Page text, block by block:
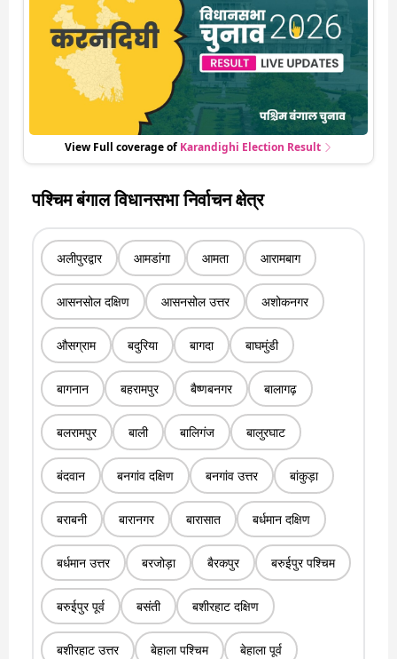
View Full coverage of Karandighi Election Result
पश्चिम बंगाल विधानसभा निर्वाचन क्षेत्र
अलीपुरद्वार आमडांगा आमता आरामबाग
आसनसोल दक्षिण आसनसोल उत्तर अशोकनगर
औसग्राम बदुरिया बागदा बाघमुंडी
बागनान बहरामपुर बैष्णबनगर बालागढ़
बलरामपुर बाली बालिगंज बालुरघाट
बंदवान बनगांव दक्षिण बनगांव उत्तर बांकुड़ा
बराबनी बारानगर बारासात बर्धमान दक्षिण
बर्धमान उत्तर बरजोड़ा बैरकपुर बरुईपुर पश्चिम
बरुईपुर पूर्व बसंती बशीरहाट दक्षिण
बशीरहाट उत्तर बेहाला पश्चिम बेहाला पूर्व